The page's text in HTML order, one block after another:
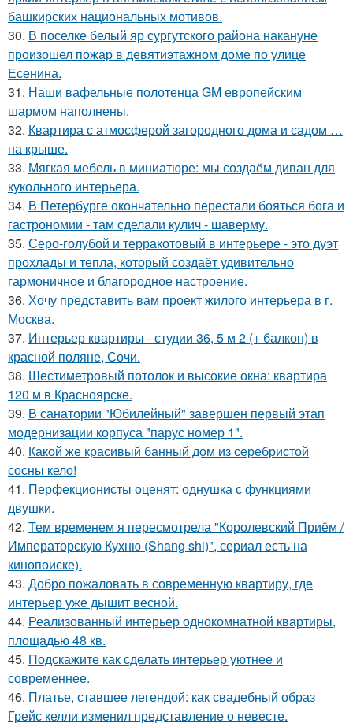
башкирских национальных мотивов.
30. В поселке белый яр сургутского района накануне
произошел пожар в девятиэтажном доме по улице
Есенина.
31. Наши вафельные полотенца GM европейским
шармом наполнены.
32. Квартира с атмосферой загородного дома и садом …
на крыше.
33. Мягкая мебель в миниатюре: мы создаём диван для
кукольного интерьера.
34. В Петербурге окончательно перестали бояться бога и
гастрономии - там сделали кулич - шаверму.
35. Серо-голубой и терракотовый в интерьере - это дуэт
прохлады и тепла, который создаёт удивительно
гармоничное и благородное настроение.
36. Хочу представить вам проект жилого интерьера в г.
Москва.
37. Интерьер квартиры - студии 36, 5 м 2 (+ балкон) в
красной поляне, Сочи.
38. Шестиметровый потолок и высокие окна: квартира
120 м в Красноярске.
39. В санатории "Юбилейный" завершен первый этап
модернизации корпуса "парус номер 1".
40. Какой же красивый банный дом из серебристой
сосны кело!
41. Перфекционисты оценят: однушка с функциями
двушки.
42. Тем временем я пересмотрела "Королевский Приём /
Императорскую Кухню (Shang shi)", сериал есть на
кинопоиске).
43. Добро пожаловать в современную квартиру, где
интерьер уже дышит весной.
44. Реализованный интерьер однокомнатной квартиры,
площадью 48 кв.
45. Подскажите как сделать интерьер уютнее и
современнее.
46. Платье, ставшее легендой: как свадебный образ
Грейс келли изменил представление о невесте.